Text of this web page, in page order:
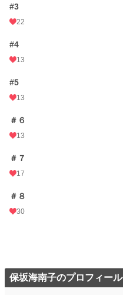
#3
22
#4
13
#5
13
＃６
13
＃７
17
＃８
30
保坂海南子のプロフィール